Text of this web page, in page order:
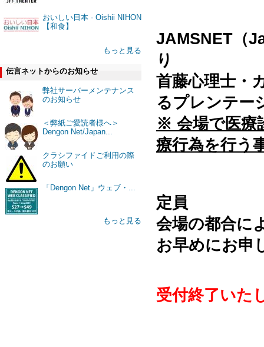
おいしい日本 - Oishii NIHON
【和食】
もっと見る
伝言ネットからのお知らせ
弊社サーバーメンテナンス
のお知らせ
＜弊紙ご愛読者様へ＞
Dengon Net/Japan...
クラシファイドご利用の際
のお願い
「Dengon Net」ウェブ・...
もっと見る
JAMSNET（
り
首藤心理士・
るプレンテー
※ 会場で医療
療行為を行う
定員
会場の都合に
お早めにお申
受付終了いた